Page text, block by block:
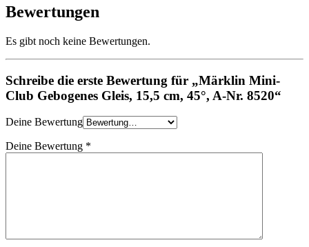
Bewertungen
Es gibt noch keine Bewertungen.
Schreibe die erste Bewertung für „Märklin Mini-
Club Gebogenes Gleis, 15,5 cm, 45°, A-Nr. 8520“
Deine Bewertung
Deine Bewertung *